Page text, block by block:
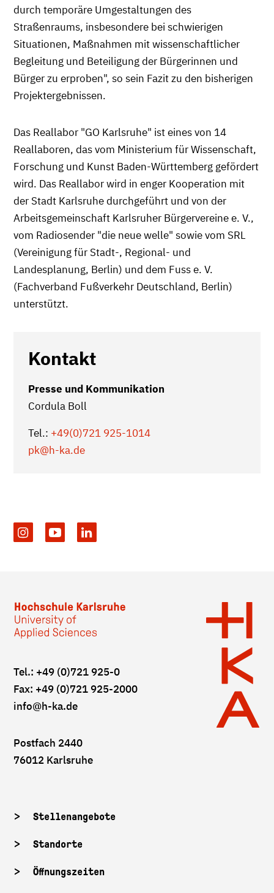
durch temporäre Umgestaltungen des
Straßenraums, insbesondere bei schwierigen
Situationen, Maßnahmen mit wissenschaftlicher
Begleitung und Beteiligung der Bürgerinnen und
Bürger zu erproben", so sein Fazit zu den bisherigen
Projektergebnissen.
Das Reallabor "GO Karlsruhe" ist eines von 14
Reallaboren, das vom Ministerium für Wissenschaft,
Forschung und Kunst Baden-Württemberg gefördert
wird. Das Reallabor wird in enger Kooperation mit
der Stadt Karlsruhe durchgeführt und von der
Arbeitsgemeinschaft Karlsruher Bürgervereine e. V.,
vom Radiosender "die neue welle" sowie vom SRL
(Vereinigung für Stadt-, Regional- und
Landesplanung, Berlin) und dem Fuss e. V.
(Fachverband Fußverkehr Deutschland, Berlin)
unterstützt.
Kontakt
Presse und Kommunikation
Cordula Boll
Tel.: +49(0)721 925-1014
pk@h-ka.de
Tel.: +49 (0)721 925-0
Fax: +49 (0)721 925-2000
info@h-ka.de
Postfach 2440
76012 Karlsruhe
Stellenangebote
Standorte
Öffnungszeiten